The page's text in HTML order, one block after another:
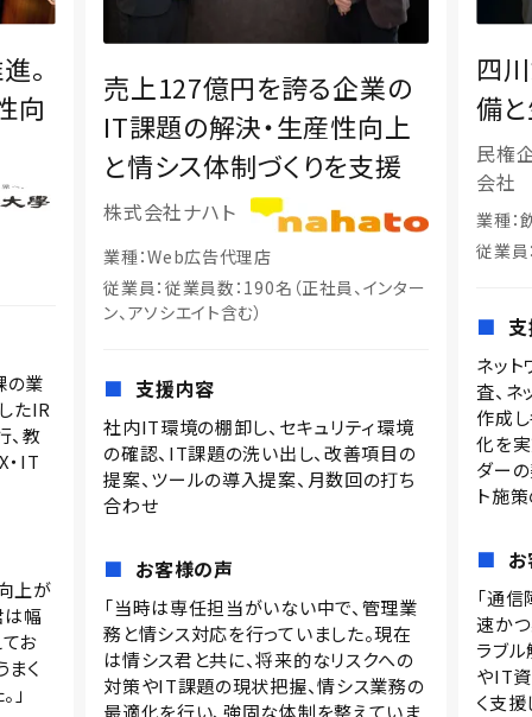
の
上
環境
の
理業
在
の
務の
四川飯店様のITインフラ整
備と生産性向上を支援
民権企業株式
会社
業種：飲食業
従業員：400名
支援内容
査、ネットワーク構成図・機器管理台帳の
作成し各店舗のネットワーク状況の可視
化を実施、システム・IT関連ツールやベン
ダーの契約状況の見直し及びコストカッ
ト施策の立案と推進
お客様の声
「通信障害が発生した際、情シス君の迅
速かつ柔軟な対応に助けられました。ト
ラブル解決だけでなく、ネットワーク管理
やIT資産管理、ベンダー整理なども手厚
く支援して頂けました。」
國
IT
上
國學
業種：
履修
務効
デー
学事
化推
「現
必須
広い
り、
入り